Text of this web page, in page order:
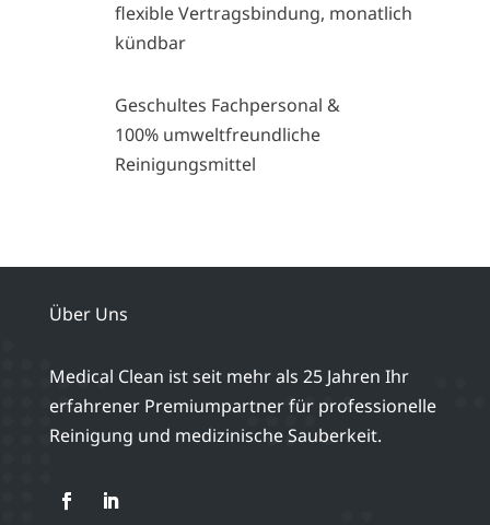
flexible Vertragsbindung, monatlich
kündbar
Geschultes Fachpersonal &
100% umweltfreundliche
Reinigungsmittel
Über Uns
Medical Clean ist seit mehr als 25 Jahren Ihr
erfahrener Premiumpartner für professionelle
Reinigung und medizinische Sauberkeit.